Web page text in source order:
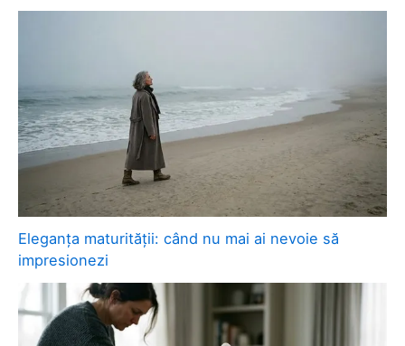
Eleganța maturității: când nu mai ai nevoie să
impresionezi